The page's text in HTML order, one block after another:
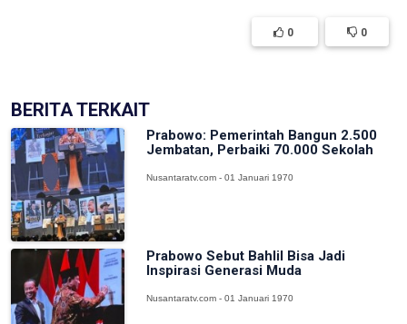
0 0
BERITA TERKAIT
Prabowo: Pemerintah Bangun 2.500
Jembatan, Perbaiki 70.000 Sekolah
Nusantaratv.com - 01 Januari 1970
Prabowo Sebut Bahlil Bisa Jadi
Inspirasi Generasi Muda
Nusantaratv.com - 01 Januari 1970